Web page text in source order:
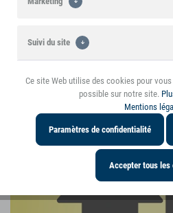
Suivi du site
Personnalisation
Ce site Web utilise des cookies pour
possible sur notre site.
Mentions
Paramètres de confidentialité
Accepter tous les